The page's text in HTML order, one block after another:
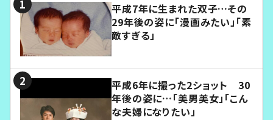
平成7年に生まれた双子…その
29年後の姿に「漫画みたい」「素
敵すぎる」
平成6年に撮った2ショット 30
年後の姿に…「美男美女」「こん
な夫婦になりたい」